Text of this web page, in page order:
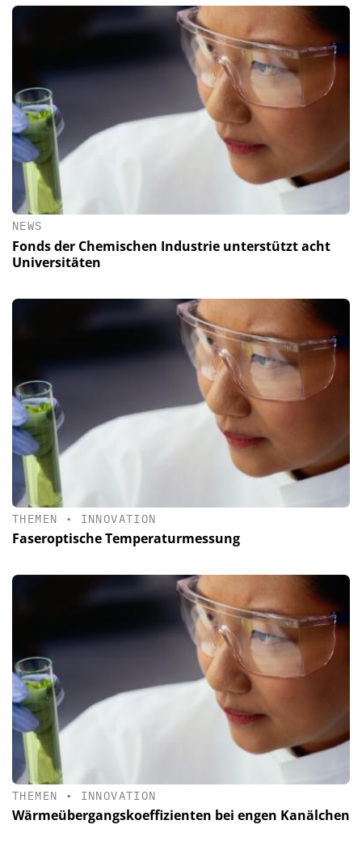
NEWS
Fonds der Chemischen Industrie unterstützt acht
Universitäten
THEMEN • INNOVATION
Faseroptische Temperaturmessung
THEMEN • INNOVATION
Wärmeübergangskoeffizienten bei engen Kanälchen